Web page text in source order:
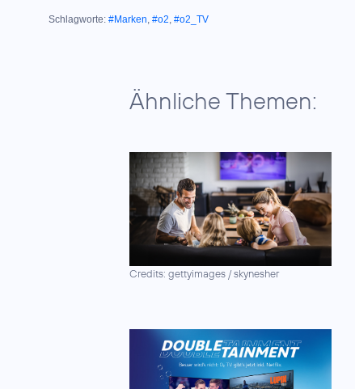
Schlagworte: #Marken, #o2, #o2_TV
Ähnliche Themen:
Credits: gettyimages / skynesher